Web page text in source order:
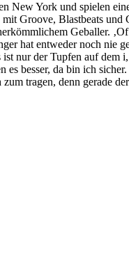
New York und spielen
Groove, Blastbeats
Geballer.
hat entweder noch
nur der Tupfen auf
besser, da bin ich
tragen, denn gerade